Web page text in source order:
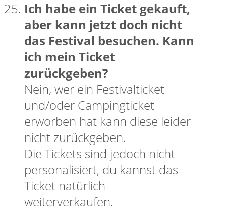
Ich habe ein Ticket gekauft,
aber kann jetzt doch nicht
das Festival besuchen. Kann
ich mein Ticket
zurückgeben?
Nein, wer ein Festivalticket
und/oder Campingticket
erworben hat kann diese leider
nicht zurückgeben.
Die Tickets sind jedoch nicht
personalisiert, du kannst das
Ticket natürlich
weiterverkaufen.